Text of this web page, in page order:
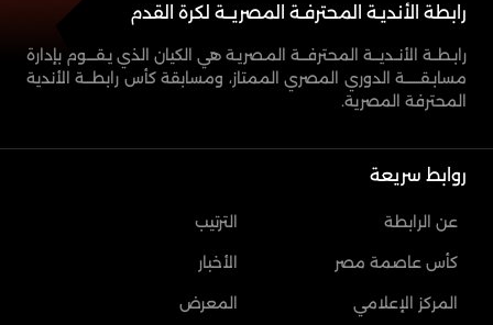
رابطة الأنديـة المحترفـة المصريــة لكرة القدم
رابـطــة الأنــديـــة المحترفـــة المـصريـة هي الكيان الذي يـقــــوم بإدارة
مسابـقـــــــة الدوري المصري الممتاز، ومسابقة كأس رابطـــة الأندية
المحترفة المصرية.
روابط سريعة
عن الرابطة الترتيب
كأس عاصمة مصر الأخبار
المركز الإعلامي المعرض